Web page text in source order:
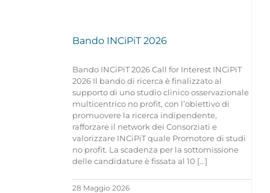
Bando INCiPiT 2026
Bando INCiPiT 2026 Call for Interest INCiPiT
2026 Il bando di ricerca è finalizzato al
supporto di uno studio clinico osservazionale
multicentrico no profit, con l’obiettivo di
promuovere la ricerca indipendente,
rafforzare il network dei Consorziati e
valorizzare INCiPiT quale Promotore di studi
no profit. La scadenza per la sottomissione
delle candidature è fissata al 10 [...]
28 Maggio 2026